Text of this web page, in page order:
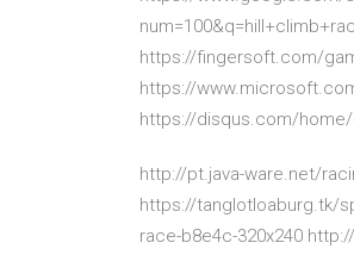
https://fingersoft.com/
https://
https://disqus.com/home/
http://pt.java-ware.net/
https://tanglotloaburg.tk/
race-b8e4c-320x240